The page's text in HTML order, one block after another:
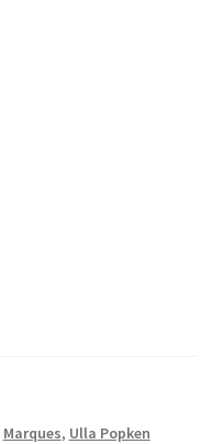
Marques, Ulla Popken